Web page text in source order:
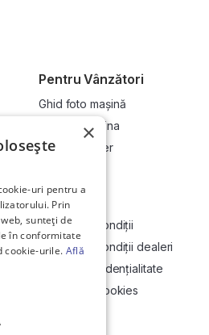
Pentru Vânzători
Ghid foto mașină
Vinde-ți mașina
Devino dealer
Compania
Termeni și condiții
Termeni și condiții dealeri
Politică confidențialitate
Politica de cookies
×
uri pentru a
Prin
sunteți de
în conformitate
cookie-urile. Află